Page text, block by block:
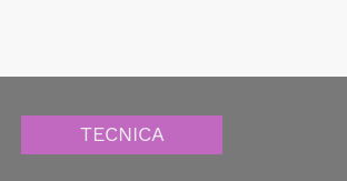
TECNICA